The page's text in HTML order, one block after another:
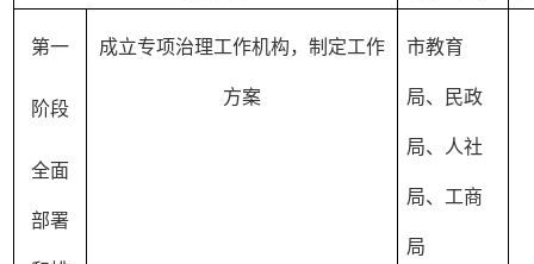
第一
阶段
全面
部署
成立专项治理工作机构，制定工作
方案
市教育
局、民政
局、人社
局、工商
局